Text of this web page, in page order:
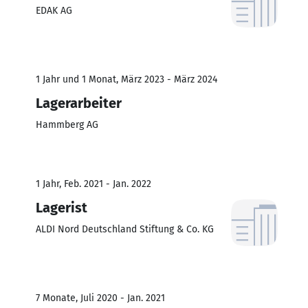
EDAK AG
1 Jahr und 1 Monat, März 2023 - März 2024
Lagerarbeiter
Hammberg AG
1 Jahr, Feb. 2021 - Jan. 2022
Lagerist
ALDI Nord Deutschland Stiftung & Co. KG
7 Monate, Juli 2020 - Jan. 2021